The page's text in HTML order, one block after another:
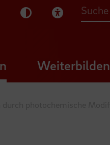
Sprache
Dunkel-Modus
Visuelle Hilfe
Weiterbilden